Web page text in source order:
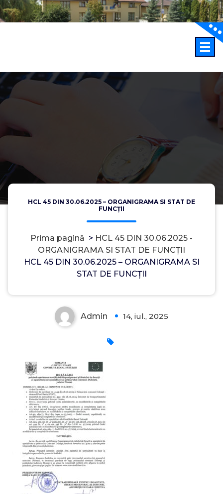
Sari
la
HCL 45 DIN 30.06.2025 – ORGANIGRAMA SI STAT DE
FUNCȚII
Prima pagină > HCL 45 DIN 30.06.2025 -
ORGANIGRAMA SI STAT DE FUNCȚII
HCL 45 DIN 30.06.2025 – ORGANIGRAMA SI
STAT DE FUNCȚII
Admin 14, iul., 2025